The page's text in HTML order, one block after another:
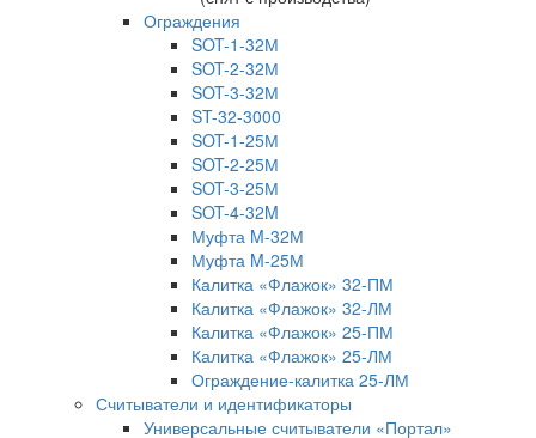
Ограждения
SOT-1-32М
SOT-2-32М
SOT-3-32М
ST-32-3000
SOT-1-25М
SOT-2-25М
SOT-3-25М
SOT-4-32M
Муфта M-32М
Муфта M-25М
Калитка «Флажок» 32-ПМ
Калитка «Флажок» 32-ЛМ
Калитка «Флажок» 25-ПМ
Калитка «Флажок» 25-ЛМ
Ограждение-калитка 25-ЛМ
Считыватели и идентификаторы
Универсальные считыватели «Портал»